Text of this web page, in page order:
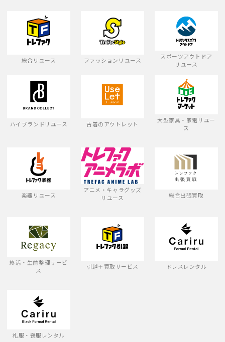
総合リユース ファッションリユース
スポーツアウトドア
リユース
ハイブランドリユース 古着のアウトレット
大型家具・家電リユー
ス
楽器リユース
アニメ・キャラグッズ
リユース
総合出張買取
終活・生前整理サービ
ス
引越＋買取サービス ドレスレンタル
礼服・喪服レンタル